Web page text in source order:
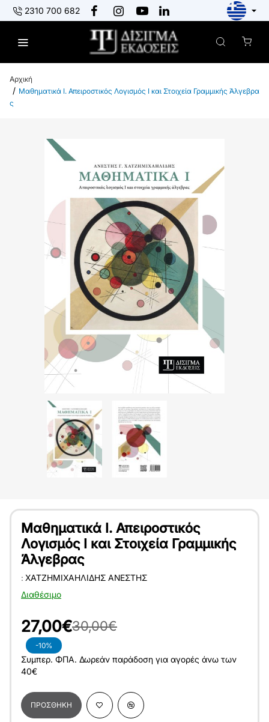
2310 700 682
o
m
Μαθηματικά Ι. Απειροστικός Λογισμός Ι και Στοιχεία Γραμμικής Άλγεβρα
ς
Μαθηματικά Ι. Απειροστικός
Λογισμός Ι και Στοιχεία Γραμμικής
Άλγεβρας
Διαθέσιμο
: ΧΑΤΖΗΜΙΧΑΗΛΊΔΗΣ ΑΝΈΣΤΗΣ
-10%
27,00€30,00€
Συμπερ. ΦΠΑ. Δωρεάν παράδοση για αγορές άνω των
40€
ΠΡΟΣΘΉΚΗ